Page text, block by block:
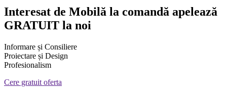
Interesat de Mobilă la comandă apelează
GRATUIT la noi
Informare și Consiliere
Proiectare și Design
Profesionalism
Cere gratuit oferta